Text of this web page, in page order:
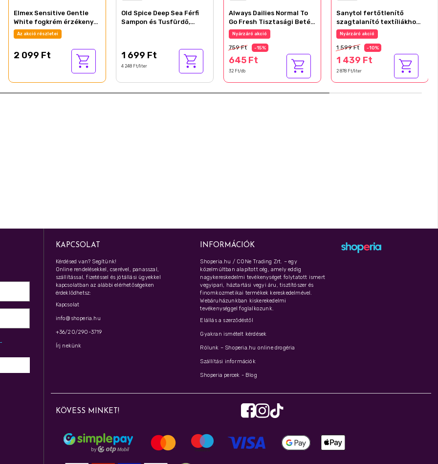
Elmex Sensitive Gentle
White fogkrém érzékeny
fogakra 75 ml
Az akció részletei
2 099 Ft
Old Spice Deep Sea Férfi
Sampon és Tusfürdő,
1 699 Ft
4 248 Ft/liter
Always Dailies Normal To
Go Fresh Tisztasági Betét,
20 db
Nyárzáró akció
759 Ft -15%
645 Ft
32 Ft/db
Sanytol fertőtlenítő
szagtalanító textíliákhoz
500 ml
Nyárzáró akció
1 599 Ft -10%
1 439 Ft
2 878 Ft/liter
KAPCSOLAT
Kérdésed van? Segítünk!
Online rendelésekkel, cserével, panasszal,
szállítással, fizetéssel és jótállási ügyekkel
kapcsolatban az alábbi elérhetőségeken
érdeklődhetsz:
Kapcsolat
info@shoperia.hu
+36/20/290-3719
Írj nekünk
INFORMÁCIÓK
Shoperia.hu / CONe Trading Zrt. – egy
közelmúltban alapított cég, amely eddig
nagykereskedelmi tevékenységet folytatott ismert
vegyipari, háztartási vegyi áru, tisztítószer és
finomkozmetikai termékek kereskedelmével.
Webáruházunkban kiskerekedelmi
tevékenységgel foglalkozunk.
Elállás a szerződéstől
Gyakran ismételt kérdések
Rólunk – Shoperia.hu online drogéria
Szállítási információk
Shoperia percek - Blog
KÖVESS MINKET!